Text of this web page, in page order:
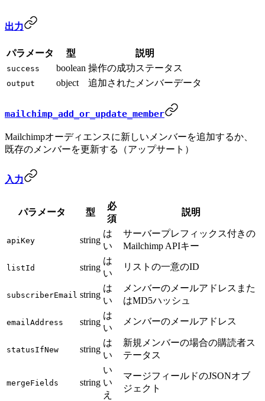
出力
パラメータ 型 説明
success boolean 操作の成功ステータス
output object 追加されたメンバーデータ
mailchimp_add_or_update_member
Mailchimpオーディエンスに新しいメンバーを追加するか、
既存のメンバーを更新する（アップサート）
入力
パラメータ 型
必
須
説明
apiKey string
は
い
サーバープレフィックス付きの
Mailchimp APIキー
listId string
は
い
リストの一意のID
subscriberEmail string
は
い
メンバーのメールアドレスまた
はMD5ハッシュ
emailAddress string
は
い
メンバーのメールアドレス
statusIfNew string
は
い
新規メンバーの場合の購読者ス
テータス
mergeFields string
い
い
え
マージフィールドのJSONオブ
ジェクト